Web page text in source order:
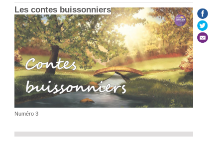
Les contes buissonniers
Numéro 3